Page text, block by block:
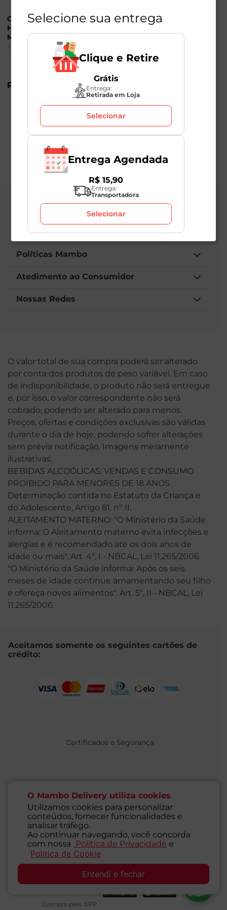
O Mambo Delivery utiliza cookies
Utilizamos cookies para personalizar
conteúdos, fornecer funcionalidades e
analisar tráfego.
Ao continuar navegando, você concorda
com nossa
Politica de Privacidade e
Politica de Cookie
Entendi e fechar
Ovo Vermelho Jumbo
Happy Eggs
Mantiqueira com 10
Unidades
1
R$
Ovos Vermelhos
Happy Eggs
Mantiqueira com 10
Central de Atendimento
Institucional
Políticas Mambo
Atedimento ao Consumidor
Nossas Redes
O valor total de sua compra poderá ser alterado
por conta dos produtos de peso variável. Em caso
de indisponibilidade, o produto não será entregue
e, por isso, o valor correspondente não será
cobrado, podendo ser alterado para menos.
Preços, ofertas e condições exclusivas são válidas
durante o dia de hoje, podendo sofrer alterações
sem prévia notificação. Imagens meramente
ilustrativas.
BEBIDAS ALCOÓLICAS: VENDAS E CONSUMO
PROIBIDO PARA MENORES DE 18 ANOS.
Determinação contida no Estatuto da Criança e
do Adolescente, Artigo 81. nº II.
ALEITAMENTO MATERNO: "O Ministério da Saúde
informa: O Aleitamento materno evita infecções e
alergias e é recomendado até os dois anos de
idade ou mais". Art. 4º, I - NBCAL, Lei 11.265/2006.
"O Ministério da Saúde informa: Após os seis
meses de idade continue amamentando seu filho
e ofereça novos alimentos". Art. 5º, II - NBCAL, Lei
11.265/2006.
Aceitamos somente os seguintes cartões de
crédito:
Certificados e Segurança
@ 2021 MAMBO - TODOS OS DIREITOS RESERVADOS
Supermercados Mambo Ltda.
CNPJ: 71.676.316/0001-46 - Inscrição Estadual: 116.827.781.117
Endereço: Rua Guaipá, 255 - Vila Leopoldina - São Paulo - SP -
Compre pelo APP
Selecione sua entrega
Clique e Retire
Grátis
Entrega:
Retirada em Loja
Selecionar
Entrega Agendada
R$ 15,90
Entrega:
Transportadora
Selecionar